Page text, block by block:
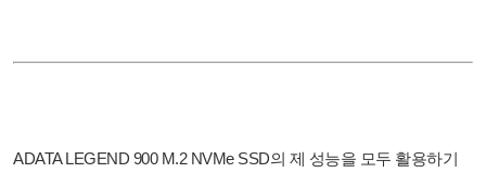
ADATA LEGEND 900 M.2 NVMe SSD의 제 성능을 모두 활용하기